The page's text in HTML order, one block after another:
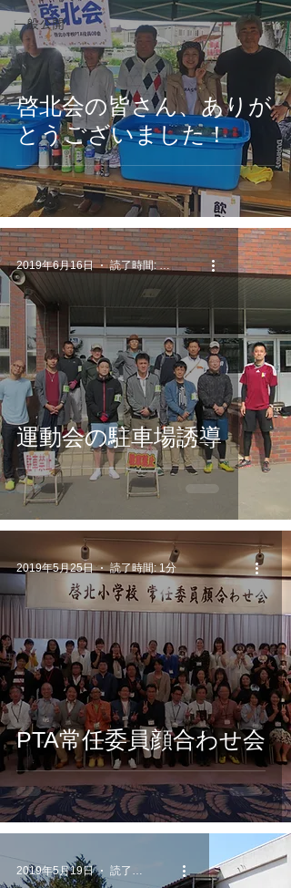
一般公開
啓北会の皆さん、ありが
とうございました！
運動会の駐車場誘導
2019年6月16日 読了時間: 1分
PTA常任委員顔合わせ会
2019年5月25日 読了時間: 1分
2019年5月19日